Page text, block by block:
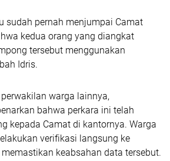
sudah pernah menjumpai Camat
kedua orang yang diangkat
tersebut menggunakan
Idris.
warga lainnya,
bahwa perkara ini telah
kepada Camat di kantornya. Warga
verifikasi langsung ke
keabsahan data tersebut.